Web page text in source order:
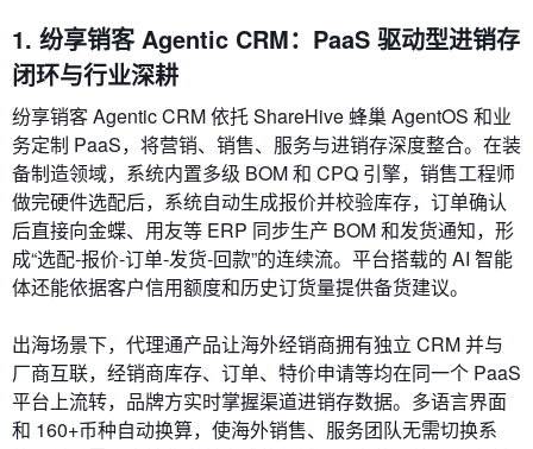
1. 纷享销客 Agentic CRM：PaaS 驱动型进销存
闭环与行业深耕
纷享销客 Agentic CRM 依托 ShareHive 蜂巢 AgentOS 和业
务定制 PaaS，将营销、销售、服务与进销存深度整合。在装
备制造领域，系统内置多级 BOM 和 CPQ 引擎，销售工程师
做完硬件选配后，系统自动生成报价并校验库存，订单确认
后直接向金蝶、用友等 ERP 同步生产 BOM 和发货通知，形
成“选配‑报价‑订单‑发货‑回款”的连续流。平台搭载的 AI 智能
体还能依据客户信用额度和历史订货量提供备货建议。
出海场景下，代理通产品让海外经销商拥有独立 CRM 并与
厂商互联，经销商库存、订单、特价申请等均在同一个 PaaS
平台上流转，品牌方实时掌握渠道进销存数据。多语言界面
和 160+币种自动换算，使海外销售、服务团队无需切换系